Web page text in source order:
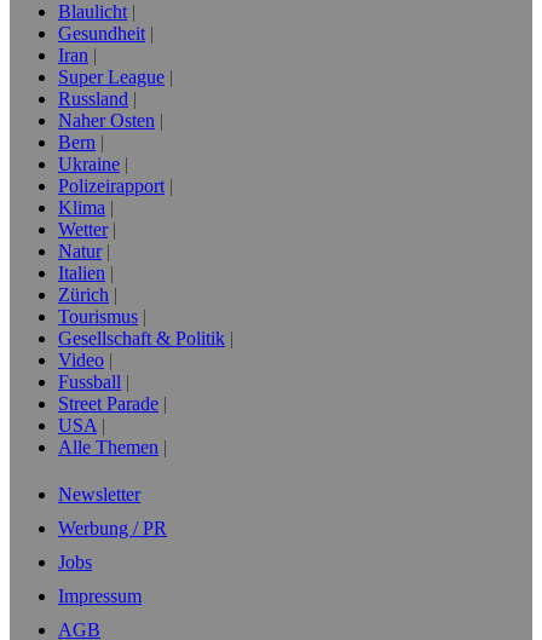
Blaulicht
Gesundheit
Iran
Super League
Russland
Naher Osten
Bern
Ukraine
Polizeirapport
Klima
Wetter
Natur
Italien
Zürich
Tourismus
Gesellschaft & Politik
Video
Fussball
Street Parade
USA
Alle Themen
Newsletter
Werbung / PR
Jobs
Impressum
AGB